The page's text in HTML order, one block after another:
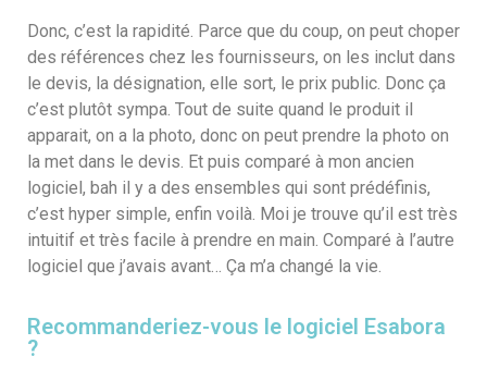
Donc, c’est la rapidité. Parce que du coup, on peut choper
des références chez les fournisseurs, on les inclut dans
le devis, la désignation, elle sort, le prix public. Donc ça
c’est plutôt sympa. Tout de suite quand le produit il
apparait, on a la photo, donc on peut prendre la photo on
la met dans le devis. Et puis comparé à mon ancien
logiciel, bah il y a des ensembles qui sont prédéfinis,
c’est hyper simple, enfin voilà. Moi je trouve qu’il est très
intuitif et très facile à prendre en main. Comparé à l’autre
logiciel que j’avais avant… Ça m’a changé la vie.
Recommanderiez-vous le logiciel Esabora
?